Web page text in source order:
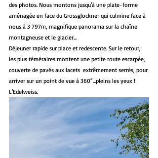
des photos. Nous montons jusqu'à une plate-forme
aménagée en face du Grossglockner qui culmine face à
nous à 3 797m, magnifique panorama sur la chaîne
montagneuse et le glacier...
Déjeuner rapide sur place et redescente. Sur le retour,
les plus téméraires montent une petite route escarpée,
couverte de pavés aux lacets  extrêmement serrés, pour
arriver sur un point de vue à 360°...pleins les yeux !
L'Edelweiss.